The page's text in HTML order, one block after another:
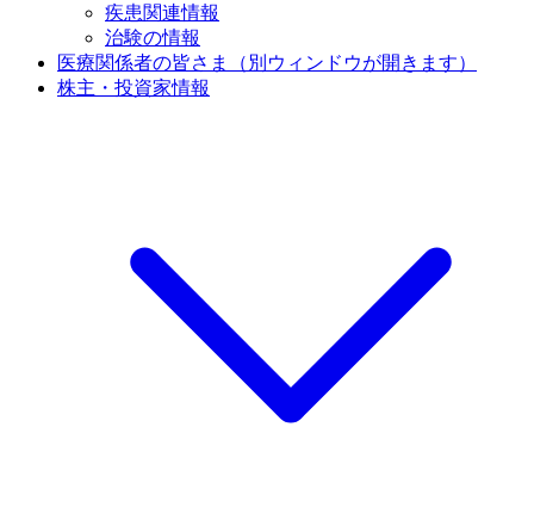
疾患関連情報
治験の情報
医療関係者の皆さま
（別ウィンドウが開きます）
株主・投資家情報